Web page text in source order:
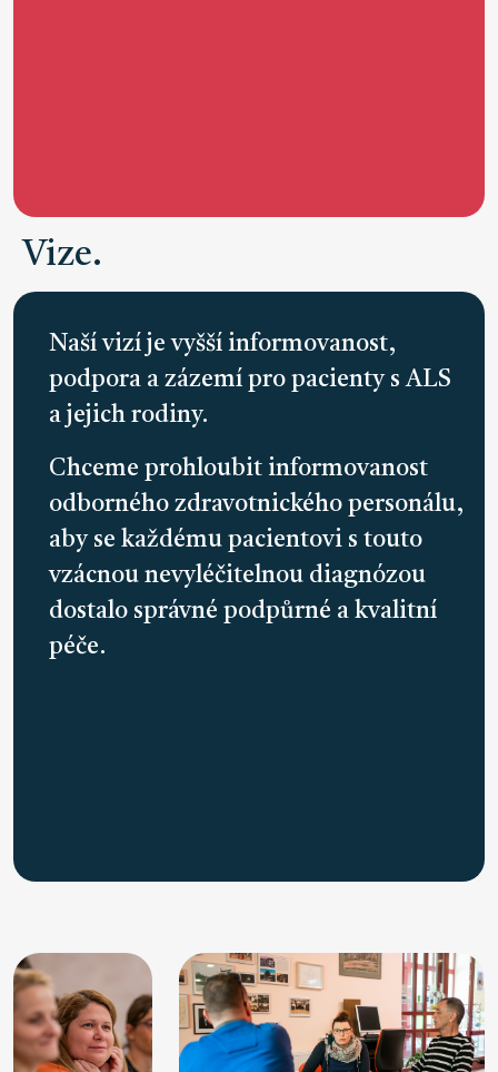
Vize.
Naší vizí je vyšší informovanost,
podpora a zázemí pro pacienty s ALS
a jejich rodiny.
Chceme prohloubit informovanost
odborného zdravotnického personálu,
aby se každému pacientovi s touto
vzácnou nevyléčitelnou diagnózou
dostalo správné podpůrné a kvalitní
péče.